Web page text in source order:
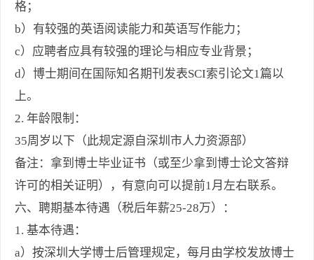
格；
b）有较强的英语阅读能力和英语写作能力；
c）应聘者应具有较强的理论与相应专业背景；
d）博士期间在国际知名期刊发表SCI索引论文1篇以
上。
2. 年龄限制：
35周岁以下（此规定源自深圳市人力资源部）
备注：拿到博士毕业证书（或至少拿到博士论文答辩
许可的相关证明），有意向可以提前1月左右联系。
六、聘期基本待遇（税后年薪25-28万）：
1. 基本待遇：
a）按深圳大学博士后管理规定，每月由学校发放博士